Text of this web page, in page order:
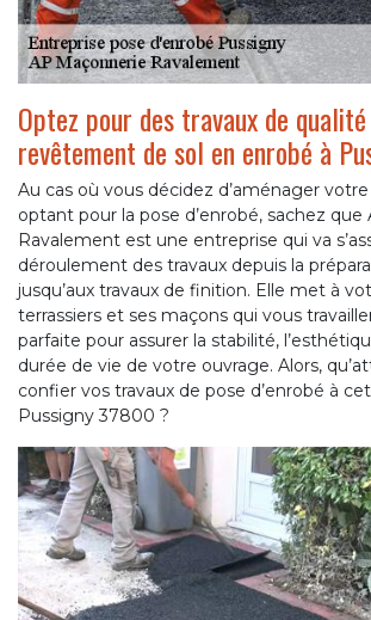
Optez pour des travaux de
revêtement de sol en enrobé à
Au cas où vous décidez d’aménager
optant pour la pose d’enrobé, sachez que
Ravalement est une entreprise qui va
déroulement des travaux depuis la
jusqu’aux travaux de finition. Elle met à
terrassiers et ses maçons qui vous
parfaite pour assurer la stabilité,
durée de vie de votre ouvrage. Alors,
confier vos travaux de pose d’enrobé à
Pussigny 37800 ?